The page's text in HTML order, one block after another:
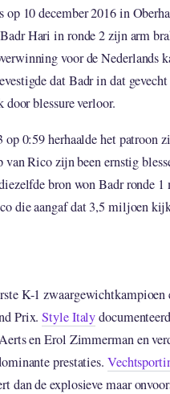
op 10 december 2016 in
Hari in ronde 2 zijn arm
voor de Nederlands
dat Badr in dat
blessure verloor.
0:59 herhaalde het patroon
Rico zijn been ernstig
bron won Badr ronde 1
die aangaf dat 3,5 miljoen
K-1 zwaargewichtkampioen
Prix.Style Italy
en Erol Zimmerman en
prestaties.
dan de explosieve maar